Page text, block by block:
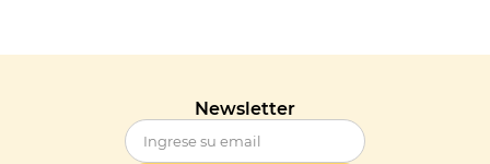
Newsletter